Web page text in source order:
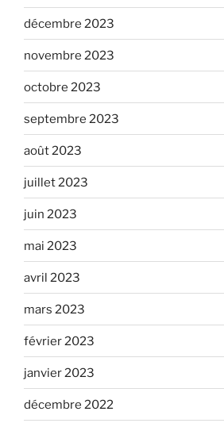
décembre 2023
novembre 2023
octobre 2023
septembre 2023
août 2023
juillet 2023
juin 2023
mai 2023
avril 2023
mars 2023
février 2023
janvier 2023
décembre 2022